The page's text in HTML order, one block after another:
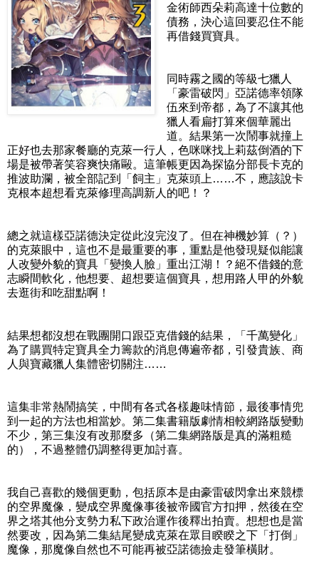
金術師西朵莉高達十位數的
債務，決心這回要忍住不能
再借錢買寶具。
同時霧之國的等級七獵人
「豪雷破閃」亞諾德率領隊
伍來到帝都，為了不讓其他
獵人看扁打算來個華麗出
道。結果第一次鬧事就撞上
正好也去那家餐廳的克萊一行人，色咪咪找上莉茲倒酒的下
場是被帶著笑容爽快痛毆。這筆帳更因為探協分部長卡克的
推波助瀾，被全部記到「飼主」克萊頭上……不，應該說卡
克根本超想看克萊修理高調新人的吧！？
總之就這樣亞諾德決定從此沒完沒了。但在神機妙算（？）
的克萊眼中，這也不是最重要的事，重點是他發現疑似能讓
人改變外貌的寶具「變換人臉」重出江湖！？絕不借錢的意
志瞬間軟化，他想要、超想要這個寶具，想用路人甲的外貌
去逛街和吃甜點啊！
結果想都沒想在戰團開口跟亞克借錢的結果，「千萬變化」
為了購買特定寶具全力籌款的消息傳遍帝都，引發貴族、商
人與寶藏獵人集體密切關注……
這集非常熱鬧搞笑，中間有各式各樣趣味情節，最後事情兜
到一起的方法也相當妙。第二集書籍版劇情相較網路版變動
不少，第三集沒有改那麼多（第二集網路版是真的滿粗糙
的），不過整體仍調整得更加討喜。
我自己喜歡的幾個更動，包括原本是由豪雷破閃拿出來競標
的空界魔像，變成空界魔像事後被帝國官方扣押，然後在空
界之塔其他分支勢力私下政治運作後釋出拍賣。想想也是當
然要改，因為第二集結尾變成克萊在眾目睽睽之下「打倒」
魔像，那魔像自然也不可能再被亞諾德撿走發筆橫財。